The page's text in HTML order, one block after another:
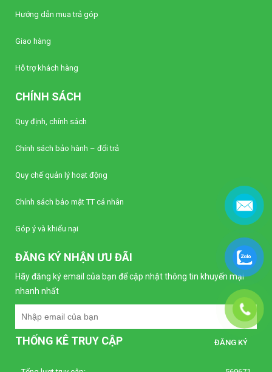
(Loại tiêu chuẩn)
Bộ điều khiển nhiệt độ Autonics TC4S-12R
Bộ định thời Analog – Power Off Delay
Autonics AT8PMN-6
Bộ định thời Analog – Power Off Delay
Autonics AT8PMN
Liên hệ
Hướng dẫn mua trả góp
Giao hàng
Hỗ trợ khách hàng
CHÍNH SÁCH
Quy định, chính sách
Chính sách bảo hành – đổi trả
Quy chế quản lý hoạt động
Chính sách bảo mật TT cá nhân
Góp ý và khiếu nại
ĐĂNG KÝ NHẬN ƯU ĐÃI
Hãy đăng ký email của bạn để cập nhật thông tin khuyến mại
nhanh nhất
THỐNG KÊ TRUY CẬP